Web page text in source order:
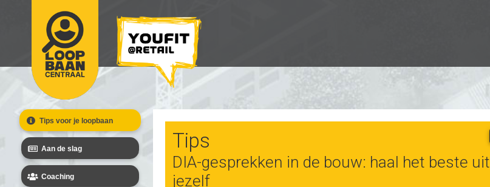
Tips voor je loopbaan
Aan de slag
Coaching
Tips
DIA-gesprekken in de bouw: haal het beste uit
jezelf